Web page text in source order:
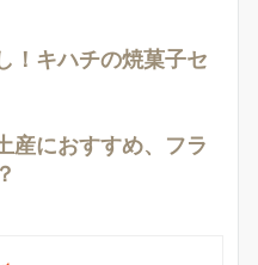
！キハチの焼菓子セ
産におすすめ、フラ